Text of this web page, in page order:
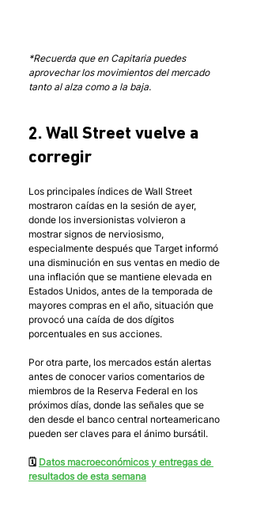
*Recuerda que en Capitaria puedes
aprovechar los movimientos del mercado
tanto al alza como a la baja.
2. Wall Street vuelve a
corregir
Los principales índices de Wall Street
mostraron caídas en la sesión de ayer,
donde los inversionistas volvieron a
mostrar signos de nerviosismo,
especialmente después que Target informó
una disminución en sus ventas en medio de
una inflación que se mantiene elevada en
Estados Unidos, antes de la temporada de
mayores compras en el año, situación que
provocó una caída de dos dígitos
porcentuales en sus acciones.
Por otra parte, los mercados están alertas
antes de conocer varios comentarios de
miembros de la Reserva Federal en los
próximos días, donde las señales que se
den desde el banco central norteamericano
pueden ser claves para el ánimo bursátil.
🗓 Datos macroeconómicos y entregas de
resultados de esta semana